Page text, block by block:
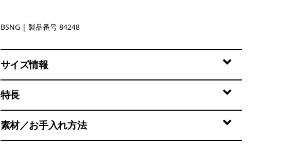
Basin Green
BSNG | 製品番号 84248
サイズ情報
特長
素材／お手入れ方法